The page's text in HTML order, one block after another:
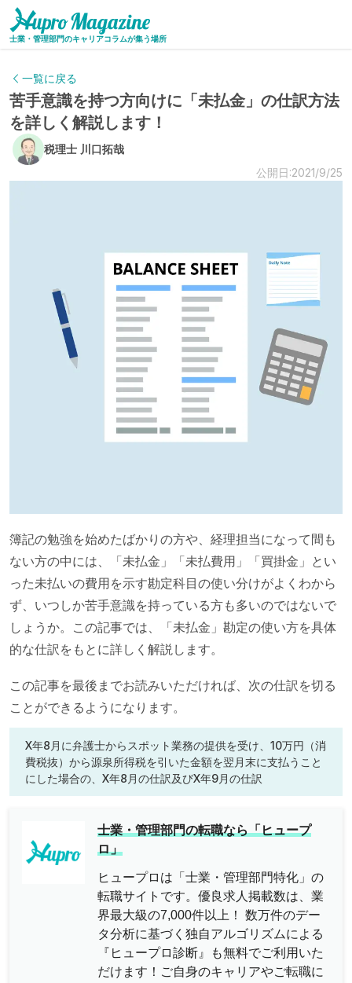
士業・管理部門のキャリアコラムが集う場所
一覧に戻る
苦手意識を持つ方向けに「未払金」の仕訳方法
を詳しく解説します！
税理士 川口拓哉
公開日:2021/9/25
簿記の勉強を始めたばかりの方や、経理担当になって間も
ない方の中には、「未払金」「未払費用」「買掛金」とい
った未払いの費用を示す勘定科目の使い分けがよくわから
ず、いつしか苦手意識を持っている方も多いのではないで
しょうか。この記事では、「未払金」勘定の使い方を具体
的な仕訳をもとに詳しく解説します。
この記事を最後までお読みいただければ、次の仕訳を切る
ことができるようになります。
X年8月に弁護士からスポット業務の提供を受け、10万円（消
費税抜）から源泉所得税を引いた金額を翌月末に支払うこと
にした場合の、X年8月の仕訳及びX年9月の仕訳
士業・管理部門の転職なら「ヒュープ
ロ」
ヒュープロは「士業・管理部門特化」の
転職サイトです。優良求人掲載数は、業
界最大級の7,000件以上！ 数万件のデー
タ分析に基づく独自アルゴリズムによる
『ヒュープロ診断』も無料でご利用いた
だけます！ご自身のキャリアやご転職に